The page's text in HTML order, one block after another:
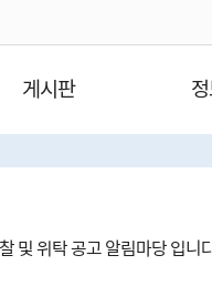
게시판
및 위탁 공고 알림마당 입니